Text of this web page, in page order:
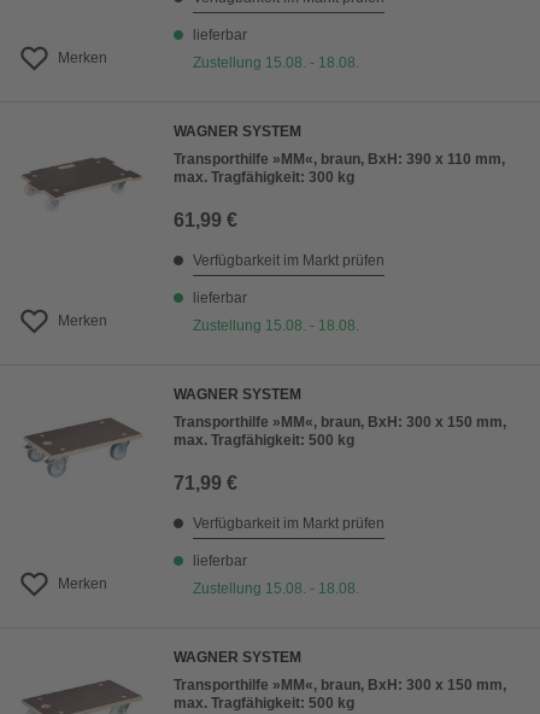
Merken
lieferbar
Zustellung 15.08. - 18.08.
Merken
WAGNER SYSTEM
Transporthilfe »MM«, braun, BxH: 390 x 110 mm,
max. Tragfähigkeit: 300 kg
61,99 €
Verfügbarkeit im Markt prüfen
lieferbar
Zustellung 15.08. - 18.08.
Merken
WAGNER SYSTEM
Transporthilfe »MM«, braun, BxH: 300 x 150 mm,
max. Tragfähigkeit: 500 kg
71,99 €
Verfügbarkeit im Markt prüfen
lieferbar
Zustellung 15.08. - 18.08.
WAGNER SYSTEM
Transporthilfe »MM«, braun, BxH: 300 x 150 mm,
max. Tragfähigkeit: 500 kg